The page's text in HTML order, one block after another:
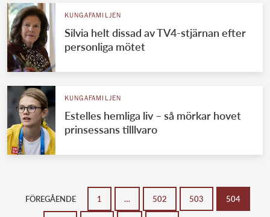
Jordanska kungahuset
Luxemburgska storhertighuset
Marockanska kungahuset
Monacos furstehus
KUNGAFAMILJEN
Silvia helt dissad av TV4-stjärnan efter
personliga mötet
KUNGAFAMILJEN
Estelles hemliga liv – så mörkar hovet
prinsessans tilllvaro
FÖREGÅENDE 1 … 502 503 504